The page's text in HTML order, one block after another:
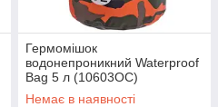
Гермомішок
водонепроникний Waterproof
Bag 5 л (10603OC)
Немає в наявності